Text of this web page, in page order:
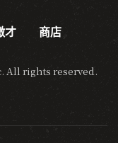
才 商店
All rights reserved.